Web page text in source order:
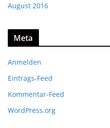
August 2016
Meta
Anmelden
Eintrags-Feed
Kommentar-Feed
WordPress.org